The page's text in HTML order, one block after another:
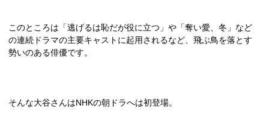
このところは「逃げるは恥だが役に立つ」や「奪い愛、冬」など
の連続ドラマの主要キャストに起用されるなど、飛ぶ鳥を落とす
勢いのある俳優です。
そんな大谷さんはNHKの朝ドラへは初登場。